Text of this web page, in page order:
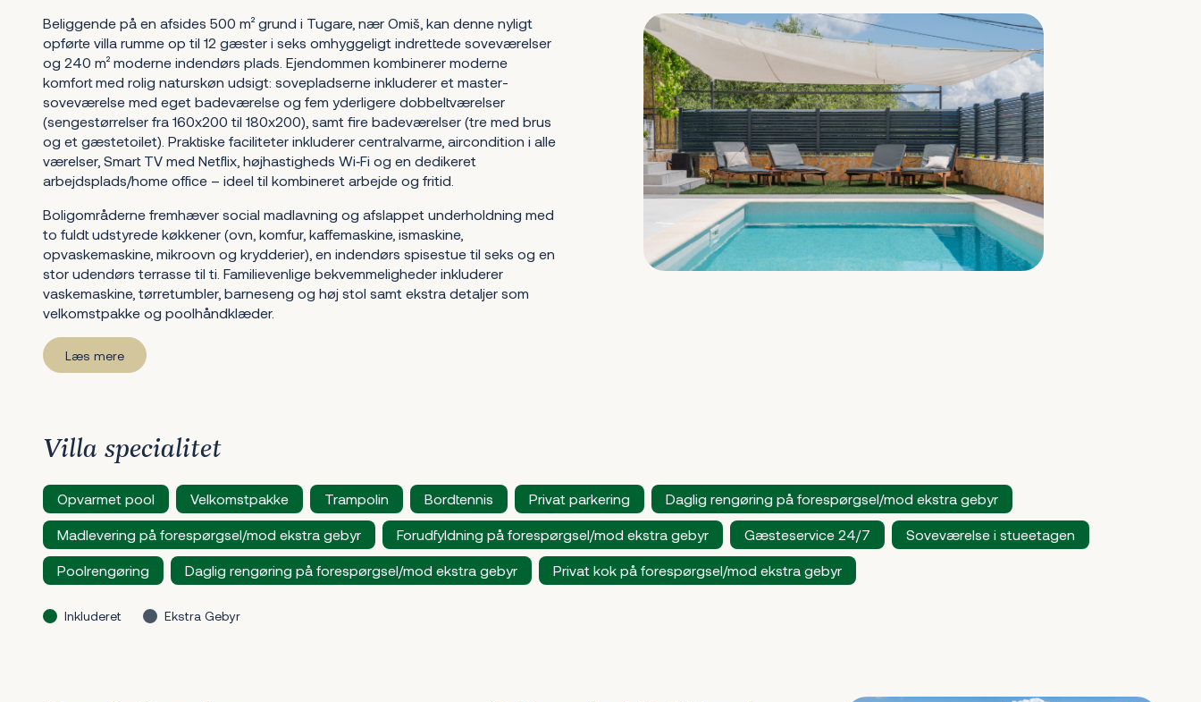
Beliggende på en afsides 500 m² grund i Tugare, nær Omiš, kan denne nyligt
opførte villa rumme op til 12 gæster i seks omhyggeligt indrettede soveværelser
og 240 m² moderne indendørs plads. Ejendommen kombinerer moderne
komfort med rolig naturskøn udsigt: sovepladserne inkluderer et master-
soveværelse med eget badeværelse og fem yderligere dobbeltværelser
(sengestørrelser fra 160x200 til 180x200), samt fire badeværelser (tre med brus
og et gæstetoilet). Praktiske faciliteter inkluderer centralvarme, aircondition i alle
værelser, Smart TV med Netflix, højhastigheds Wi‑Fi og en dedikeret
arbejdsplads/home office – ideel til kombineret arbejde og fritid.
Boligområderne fremhæver social madlavning og afslappet underholdning med
to fuldt udstyrede køkkener (ovn, komfur, kaffemaskine, ismaskine,
opvaskemaskine, mikroovn og krydderier), en indendørs spisestue til seks og en
stor udendørs terrasse til ti. Familievenlige bekvemmeligheder inkluderer
vaskemaskine, tørretumbler, barneseng og høj stol samt ekstra detaljer som
velkomstpakke og poolhåndklæder.
Læs mere
Villa specialitet
Opvarmet pool Velkomstpakke Trampolin Bordtennis Privat parkering Daglig rengøring på forespørgsel/mod ekstra gebyr
Madlevering på forespørgsel/mod ekstra gebyr Forudfyldning på forespørgsel/mod ekstra gebyr Gæsteservice 24/7 Soveværelse i stueetagen
Poolrengøring Daglig rengøring på forespørgsel/mod ekstra gebyr Privat kok på forespørgsel/mod ekstra gebyr
Inkluderet Ekstra Gebyr